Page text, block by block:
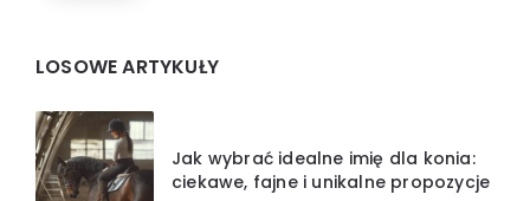
LOSOWE ARTYKUŁY
Jak wybrać idealne imię dla konia:
ciekawe, fajne i unikalne propozycje